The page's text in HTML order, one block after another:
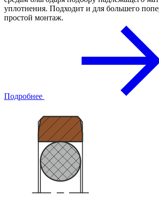
уплотнения. Подходит и для большего
простой монтаж.
Подробнее